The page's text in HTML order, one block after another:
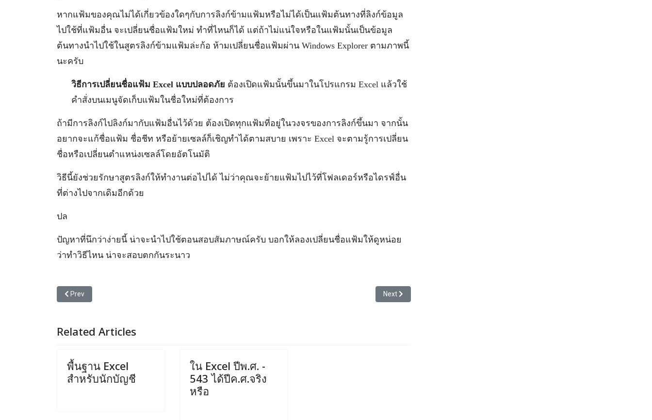
หากแฟ้มของคุณไม่ได้เกี่ยวข้องใดๆกับการลิงก์ข้ามแฟ้มหรือไม่ได้เป็นแฟ้มต้นทางที่ลิงก์ข้อมูล
ไปใช้ที่แฟ้มอื่น จะเปลี่ยนชื่อแฟ้มใหม่ ทำที่ไหนก็ได้ แต่ถ้าไม่แน่ใจหรือในแฟ้มนั้นเป็นข้อมูล
ต้นทางนำไปใช้ในสูตรลิงก์ข้ามแฟ้มล่ะก้อ ห้ามเปลี่ยนชื่อแฟ้มผ่าน Windows Explorer ตามภาพนี้
นะครับ
วิธีการเปลี่ยนชื่อแฟ้ม Excel แบบปลอดภัย ต้องเปิดแฟ้มนั้นขึ้นมาในโปรแกรม Excel แล้วใช้
คำสั่งบนเมนูจัดเก็บแฟ้มในชื่อใหม่ที่ต้องการ
ถ้ามีการลิงก์ไปลิงก์มากับแฟ้มอื่นไว้ด้วย ต้องเปิดทุกแฟ้มที่อยู่ในวงจรของการลิงก์ขึ้นมา จากนั้น
อยากจะแก้ชื่อแฟ้ม ชื่อชีท หรือย้ายเซลล์ก็เชิญทำได้ตามสบาย เพราะ Excel จะตามรู้การเปลี่ยน
ชื่อหรือเปลี่ยนตำแหน่งเซลล์โดยอัตโนมัติ
วิธีนี้ยังช่วยรักษาสูตรลิงก์ให้ทำงานต่อไปได้ ไม่ว่าคุณจะย้ายแฟ้มไปไว้ที่โฟลเดอร์หรือไดรฟ์อื่น
ที่ต่างไปจากเดิมอีกด้วย
ปล
ปัญหาที่นึกว่าง่ายนี้ น่าจะนำไปใช้ตอนสอบสัมภาษณ์ครับ บอกให้ลองเปลี่ยนชื่อแฟ้มให้ดูหน่อย
ว่าทำวิธีไหน น่าจะสอบตกกันระนาว
Previous article: เมื่อชีวิตของคนไทย อยู่ในมือของคนที่ใช้ Excel
Prev Next article: ได้รับแฟ้มรวมกว่า 150 สูตร แจกฟรี หรือยังครับ
Next
Related Articles
พื้นฐาน Excel
สำหรับนักบัญชี
ใน Excel ปีพ.ศ. -
543 ได้ปีค.ศ.จริง
หรือ